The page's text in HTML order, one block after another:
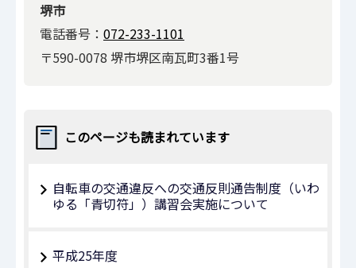
堺市
電話番号： 072-233-1101
〒590-0078 堺市堺区南瓦町3番1号
このページも読まれています
自転車の交通違反への交通反則通告制度（いわ
ゆる「青切符」）講習会実施について
平成25年度